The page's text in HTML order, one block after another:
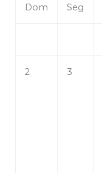
Dom Seg
2 3